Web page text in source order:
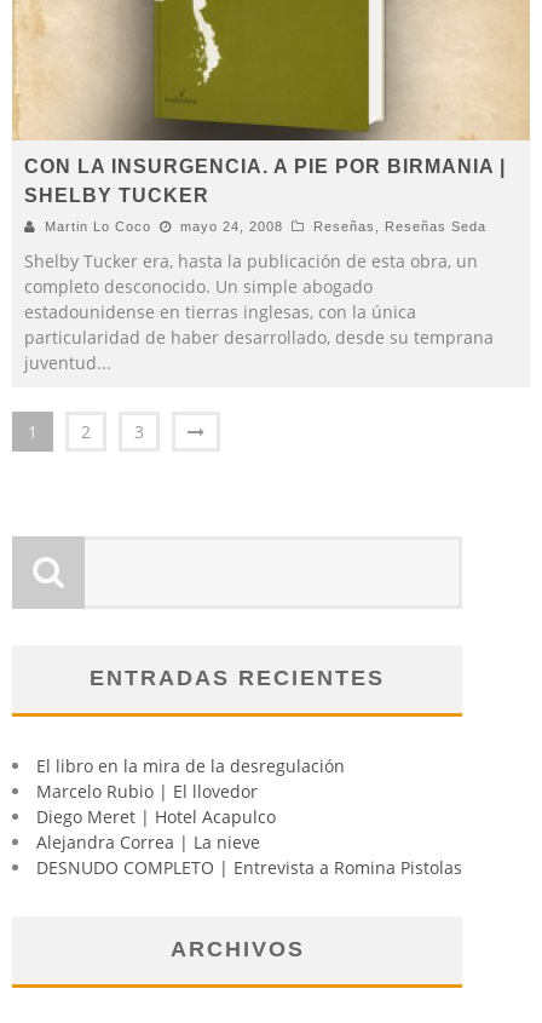
CON LA INSURGENCIA. A PIE POR BIRMANIA |
SHELBY TUCKER
Martin Lo Coco mayo 24, 2008 Reseñas Reseñas Seda
Shelby Tucker era, hasta la publicación de esta obra, un
completo desconocido. Un simple abogado
estadounidense en tierras inglesas, con la única
particularidad de haber desarrollado, desde su temprana
juventud...
1 2 3
ENTRADAS RECIENTES
El libro en la mira de la desregulación
Marcelo Rubio | El llovedor
Diego Meret | Hotel Acapulco
Alejandra Correa | La nieve
DESNUDO COMPLETO | Entrevista a Romina Pistolas
ARCHIVOS